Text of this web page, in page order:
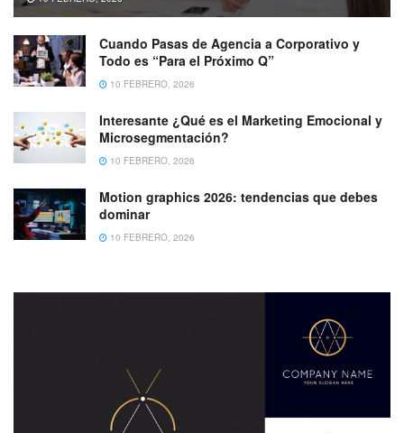
Cuando Pasas de Agencia a Corporativo y
Todo es “Para el Próximo Q”
10 FEBRERO, 2026
Interesante ¿Qué es el Marketing Emocional y
Microsegmentación?
10 FEBRERO, 2026
Motion graphics 2026: tendencias que debes
dominar
10 FEBRERO, 2026